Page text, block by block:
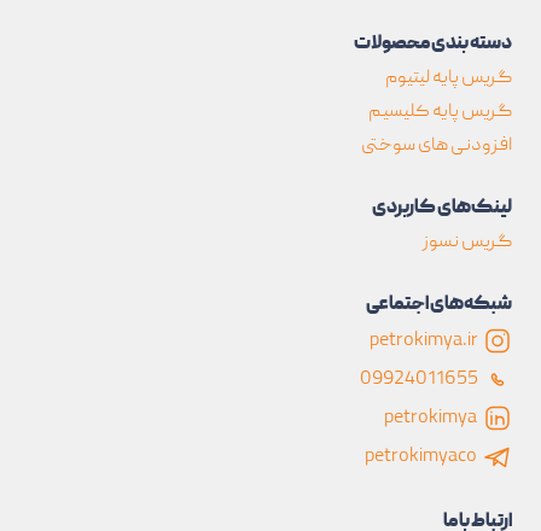
دسته بندی محصولات
گریس پایه لیتیوم
گریس پایه کلیسیم
افزودنی های سوختی
لینک‌های کاربردی
گریس نسوز
شبکه‌های اجتماعی
petrokimya.ir
09924011655
petrokimya
petrokimyaco
ارتباط با ما